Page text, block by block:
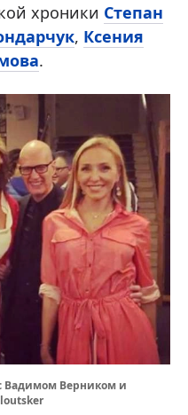
хроники Степан
, Ксения
.
Вадимом Верником и